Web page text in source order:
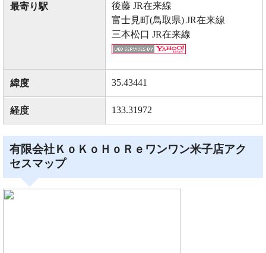
最寄り駅
後藤 JR在来線
富士見町(鳥取県) JR在来線
三本松口 JR在来線
緯度 35.43441
経度 133.31972
有限会社ＫｏＫｏＨｏＲｅワンワン米子店アク
セスマップ